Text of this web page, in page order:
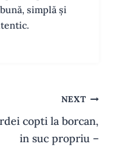
simplă și
NEXT
copti la borcan,
in suc propriu –